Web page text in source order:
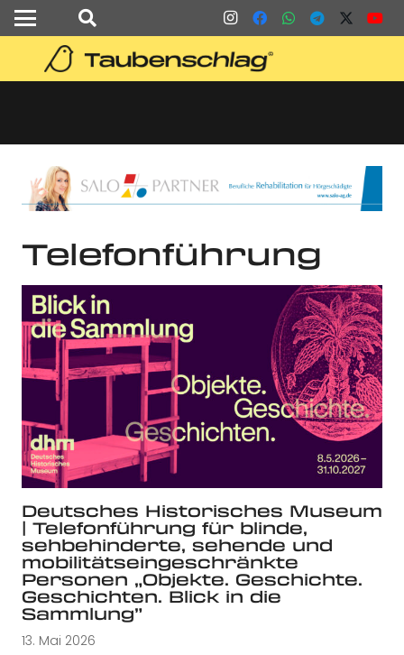
Telefonführung
Deutsches Historisches Museum
| Telefonführung für blinde,
sehbehinderte, sehende und
mobilitätseingeschränkte
Personen „Objekte. Geschichte.
Geschichten. Blick in die
Sammlung”
13. Mai 2026